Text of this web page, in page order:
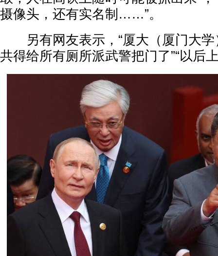
摄像头，还有实名制……”。
另有网友表示，“厦大（厦门大学
共得给所有厕所派武警把门了”“以后